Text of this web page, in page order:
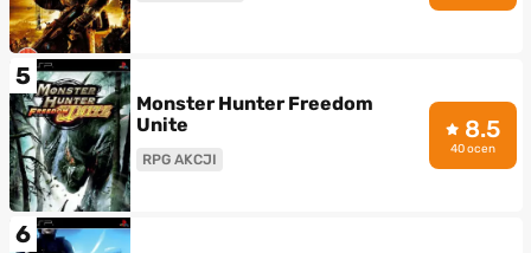
5
Monster Hunter Freedom
Unite
RPG AKCJI
8.5
40 ocen
6